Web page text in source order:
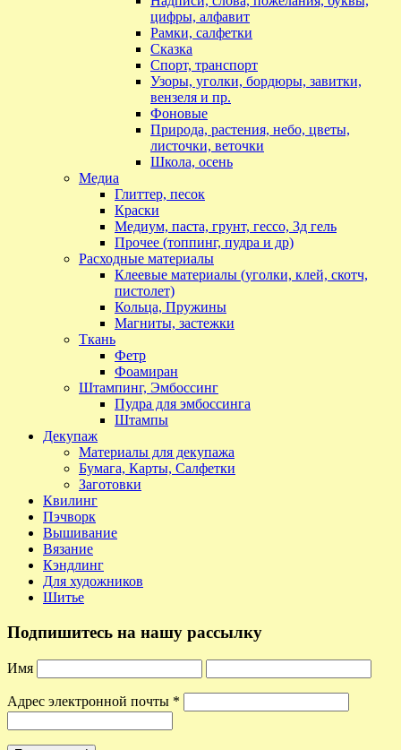
цифры, алфавит
Рамки, салфетки
Сказка
Спорт, транспорт
Узоры, уголки, бордюры, завитки,
вензеля и пр.
Фоновые
Природа, растения, небо, цветы,
листочки, веточки
Школа, осень
Медиа
Глиттер, песок
Краски
Медиум, паста, грунт, гессо, 3д гель
Прочее (топпинг, пудра и др)
Расходные материалы
Клеевые материалы (уголки, клей, скотч,
пистолет)
Кольца, Пружины
Магниты, застежки
Ткань
Фетр
Фоамиран
Штампинг, Эмбоссинг
Пудра для эмбоссинга
Штампы
Декупаж
Материалы для декупажа
Бумага, Карты, Салфетки
Заготовки
Квилинг
Пэчворк
Вышивание
Вязание
Кэндлинг
Для художников
Шитье
Подпишитесь на нашу рассылку
Имя
Адрес электронной почты *